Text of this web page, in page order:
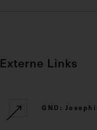
Externe Links
GND: